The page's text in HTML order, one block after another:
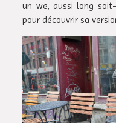
un we, aussi long
pour découvrir sa